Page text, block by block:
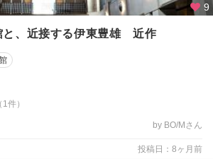
9
と、近接する伊東豊雄 近作
1件）
by BO/Mさん
投稿日：8ヶ月前